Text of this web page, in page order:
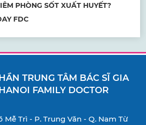
PHÒNG SỐT XUẤT HUYẾT?
FDC
TRUNG TÂM BÁC SĨ GIA
FAMILY DOCTOR
Trì - P. Trung Văn - Q. Nam Từ